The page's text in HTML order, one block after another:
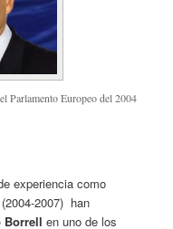
Parlamento Europeo del 2004
experiencia como
(2004-2007) han
Borrell en uno de los